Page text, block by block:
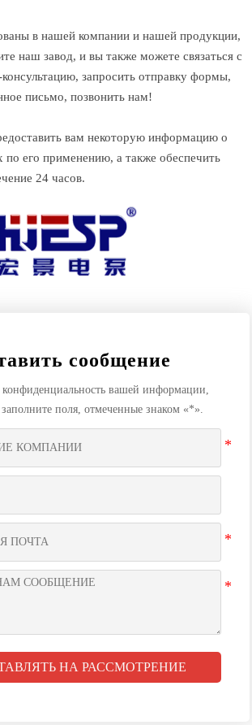
в нашей компании и нашей продукции,
наш завод, и вы также можете связаться с
запросить отправку формы,
письмо, позвонить нам!
вам некоторую информацию о
по его применению, а также обеспечить
24 часов.
сообщение
вашей информации,
поля, отмеченные знаком «*».
НА РАССМОТРЕНИЕ